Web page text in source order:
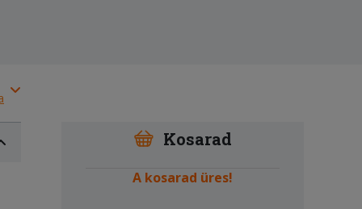
Kosarad
A kosarad üres!